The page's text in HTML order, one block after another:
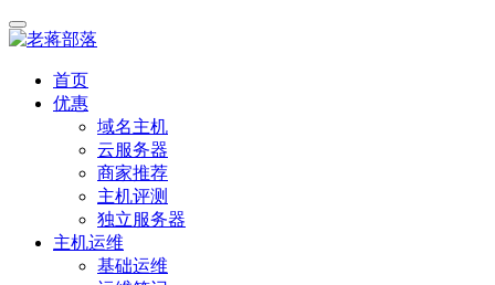
首页
优惠
域名主机
云服务器
商家推荐
主机评测
独立服务器
主机运维
基础运维